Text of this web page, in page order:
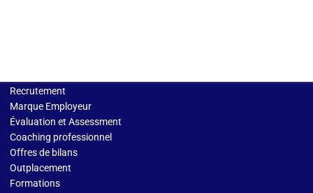
Recrutement
Marque Employeur
Évaluation et Assessment
Coaching professionnel
Offres de bilans
Outplacement
Formations